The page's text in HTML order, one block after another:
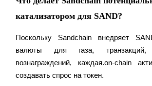
BTC Flexible Staking | Daily Rewards
катализатором для SAND?
Поскольку Sandchain внедряет
валюты для газа,
вознаграждений, каждая.on-chain
создавать спрос на токен.